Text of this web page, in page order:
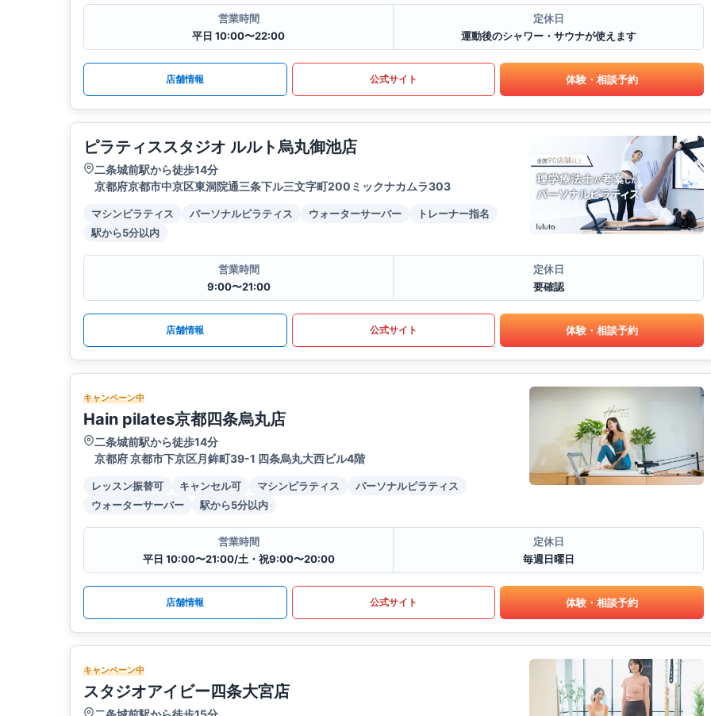
営業時間
平日 10:00〜22:00
定休日
運動後のシャワー・サウナが使えます
店舗情報 公式サイト 体験・相談予約
ピラティススタジオ ルルト烏丸御池店
二条城前駅から徒歩14分
京都府京都市中京区東洞院通三条下ル三文字町200ミックナカムラ303
マシンピラティス パーソナルピラティス ウォーターサーバー
トレーナー指名
駅から5分以内
営業時間
9:00〜21:00
定休日
要確認
店舗情報 公式サイト 体験・相談予約
キャンペーン中
Hain pilates京都四条烏丸店
二条城前駅から徒歩14分
京都府 京都市下京区月鉾町39-1 四条烏丸大西ビル4階
レッスン振替可 キャンセル可 マシンピラティス
パーソナルピラティス
ウォーターサーバー
駅から5分以内
営業時間
平日 10:00〜21:00/土・祝9:00〜20:00
定休日
毎週日曜日
店舗情報 公式サイト 体験・相談予約
キャンペーン中
スタジオアイビー四条大宮店